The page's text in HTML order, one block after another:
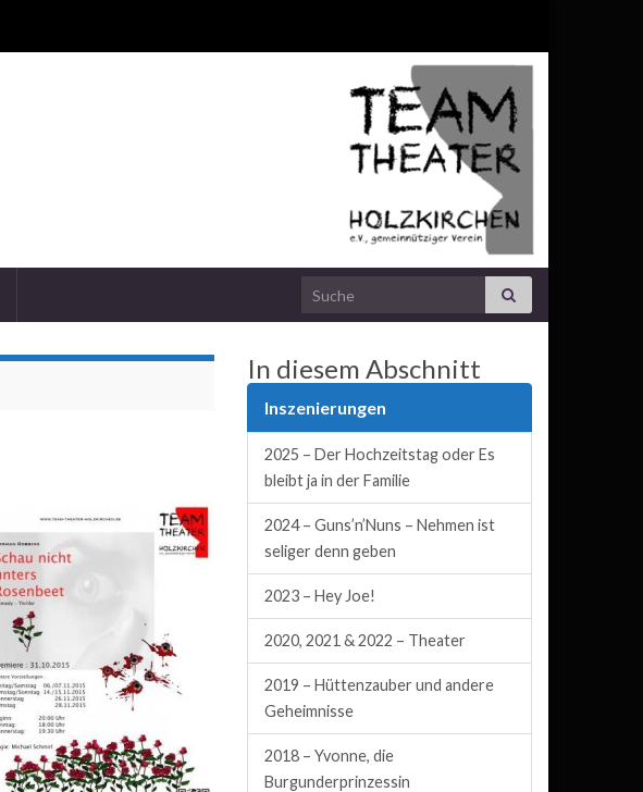
Search for:
In diesem Abschnitt
Inszenierungen
2025 – Der Hochzeitstag oder Es
bleibt ja in der Familie
2024 – Guns’n’Nuns – Nehmen ist
seliger denn geben
2023 – Hey Joe!
2020, 2021 & 2022 – Theater
2019 – Hüttenzauber und andere
Geheimnisse
2018 – Yvonne, die
Burgunderprinzessin